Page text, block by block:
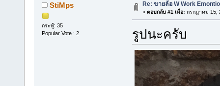
StiMps
กระทู้: 35
Popular Vote : 2
Re: ขายล้อ W Work
« ตอบกลับ #1 เมื่อ: กรกฎาคม 15,
รูปนะครับ